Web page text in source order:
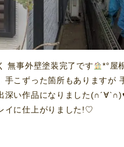
無事外壁塗装完了です
*°屋
手こずった箇所もありますが
深い作品になりました(∩´∀`∩)
イに仕上がりました!♡